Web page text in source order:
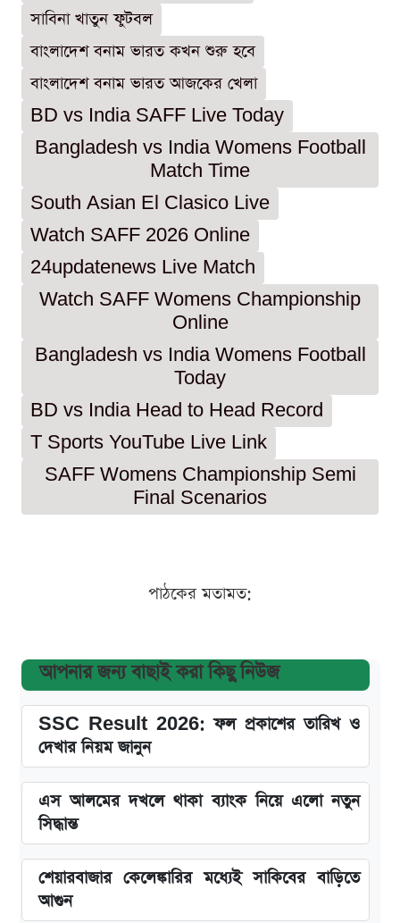
সাবিনা খাতুন ফুটবল
বাংলাদেশ বনাম ভারত কখন শুরু হবে
বাংলাদেশ বনাম ভারত আজকের খেলা
BD vs India SAFF Live Today
Bangladesh vs India Womens Football
Match Time
South Asian El Clasico Live
Watch SAFF 2026 Online
24updatenews Live Match
Watch SAFF Womens Championship
Online
Bangladesh vs India Womens Football
Today
BD vs India Head to Head Record
T Sports YouTube Live Link
SAFF Womens Championship Semi
Final Scenarios
পাঠকের মতামত:
আপনার জন্য বাছাই করা কিছু নিউজ
SSC Result 2026: ফল প্রকাশের তারিখ ও
দেখার নিয়ম জানুন
এস আলমের দখলে থাকা ব্যাংক নিয়ে এলো নতুন
সিদ্ধান্ত
শেয়ারবাজার কেলেঙ্কারির মধ্যেই সাকিবের বাড়িতে
আগুন